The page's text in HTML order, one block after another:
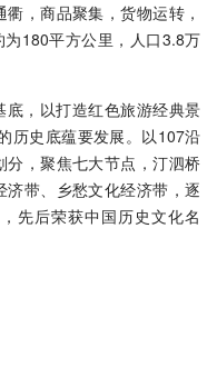
，商品聚集，货物运转，
180平方公里，人口3.8万
，以打造红色旅游经典景
历史底蕴要发展。以107沿
，聚焦七大节点，汀泗桥
带、乡愁文化经济带，逐
先后荣获中国历史文化名